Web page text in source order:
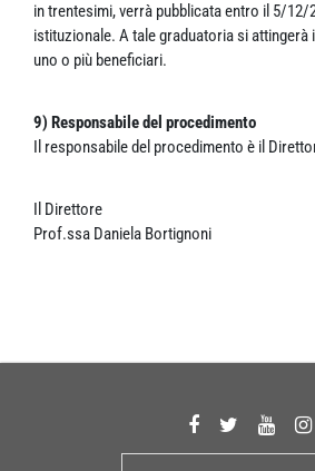
in trentesimi, verrà pubblicata entro il 5/12/
istituzionale. A tale graduatoria si attingerà
uno o più beneficiari.
9) Responsabile del procedimento
Il responsabile del procedimento è il
Il Direttore
Prof.ssa Daniela Bortignoni